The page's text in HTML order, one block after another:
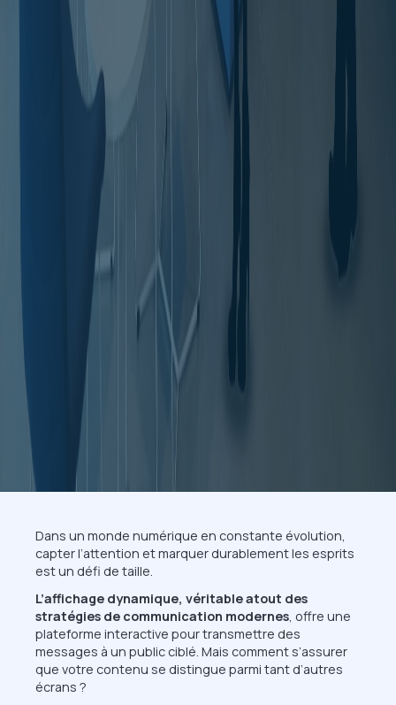
Dans un monde numérique en constante évolution,
capter l’attention et marquer durablement les esprits
est un défi de taille.
L’affichage dynamique, véritable atout des
stratégies de communication modernes, offre une
plateforme interactive pour transmettre des
messages à un public ciblé. Mais comment s’assurer
que votre contenu se distingue parmi tant d’autres
écrans ?